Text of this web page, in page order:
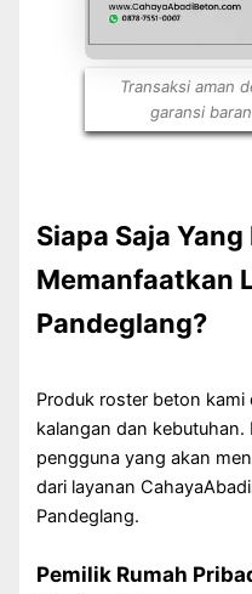
Transaksi aman
garansi
Siapa Saja Yang
Memanfaatkan
Pandeglang?
Produk roster beton
kalangan dan kebutuhan.
pengguna yang akan
dari layanan
Pandeglang.
Pemilik Rumah